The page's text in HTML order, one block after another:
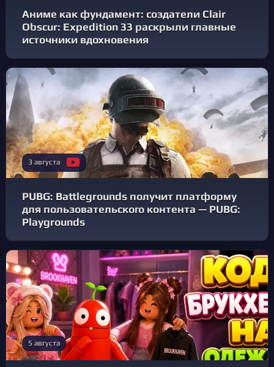
Аниме как фундамент: создатели Clair
Obscur: Expedition 33 раскрыли главные
источники вдохновения
3 августа
PUBG: Battlegrounds получит платформу
для пользовательского контента — PUBG:
Playgrounds
5 августа